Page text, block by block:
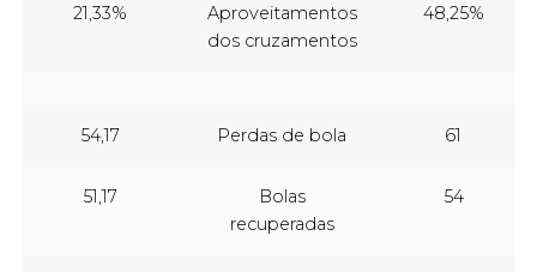
21,33%
Aproveitamentos
dos cruzamentos
48,25%
54,17 Perdas de bola 61
51,17
Bolas
recuperadas
54